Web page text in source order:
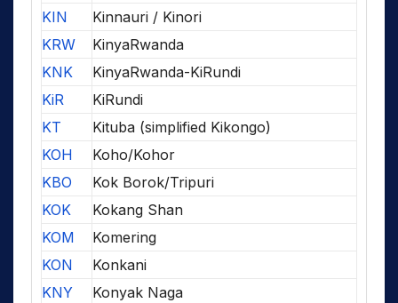
KIN
Kinnauri / Kinori
KRW
KinyaRwanda
KNK
KinyaRwanda-KiRundi
KiR
KiRundi
KT
Kituba (simplified Kikongo)
KOH
Koho/Kohor
KBO
Kok Borok/Tripuri
KOK
Kokang Shan
KOM
Komering
KON
Konkani
KNY
Konyak Naga